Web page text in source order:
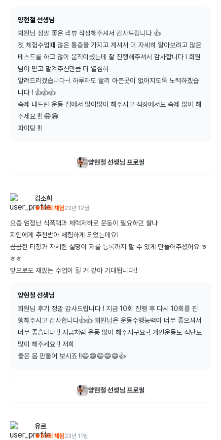
양현철 선생님
회원님 정말 좋은 리뷰 작성해주셔서 감사드립니다 👍
첫 체험수업때 많은 통증을 가지고 계셔서 더 자세히 알아보려고 많은
테스트를 하고 많이 움직이셨는데 잘 진행해주셔서 감사합니다 ! 회원
님이 믿고 맡겨주신만큼 더 열심히
알려드리겠습니다~! 하루라도 빨리 아픈곳이 없어지도록 노력하겠습
니다 ! 👍👍👍
숙제 내드린 운동 집에서 많이많이 해주시고 직장에서도 숙제 많이 해
주세요 !!! 😄😄
파이팅 !!!
양현철 선생님 프로필
김소희
51회 체험23년 12월
요즘 엄청난 식폭력과 체력저하로 운동이 필요하던 찰나
지인에게 추천받아 체험하게 되었는데요!
꼼꼼한 티칭과 자세한 설명이 저를 등록까지 할 수 있게 만들어주셨어요 ㅎ
ㅎㅎ
앞으로도 재밌는 수업이 될 거 같아 기대됩니다!!
양현철 선생님
회원님 후기 정말 감사드립니다 ! 지금 10회 진행 후 다시 10회를 진
행해주시고 감사합니다👍👍 회원님은 운동수행능력이 너무 좋으셔서
너무 좋습니다 !! 지금처럼 운동 많이 해주시구요~! 개인운동도 식단도
많이 해주세요 !! 저희
좋은 몸 만들어 보시죠 !!😄😄😄😄😄👍
양현철 선생님 프로필
유르
5 1회 체험23년 11월